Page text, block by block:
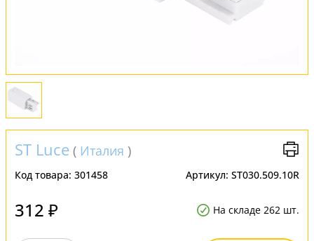
ST Luce ( Италия )
Код товара: 301458 Артикул: ST030.509.10R
312 ₽ На складе 262 шт.